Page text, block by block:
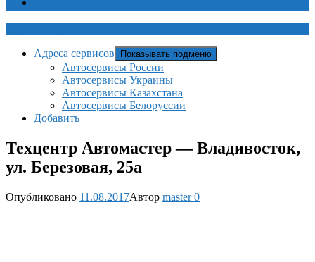
Адреса сервисов Показывать подменю
Автосервисы России
Автосервисы Украины
Автосервисы Казахстана
Автосервисы Белоруссии
Добавить
Техцентр Автомастер — Владивосток,
ул. Березовая, 25а
Опубликовано 11.08.2017Автор master0